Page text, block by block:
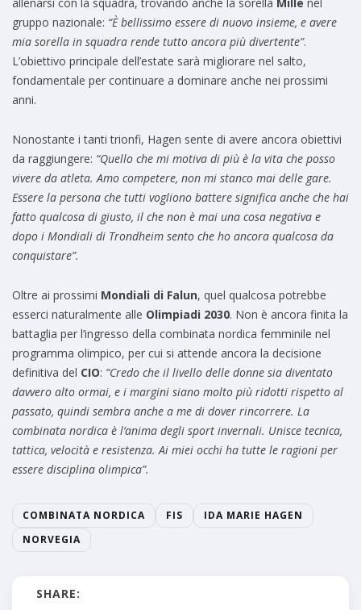
gruppo nazionale: “È bellissimo essere di nuovo insieme, e avere
mia sorella in squadra rende tutto ancora più divertente”.
L’obiettivo principale dell’estate sarà migliorare nel salto,
fondamentale per continuare a dominare anche nei prossimi
anni.
Nonostante i tanti trionfi, Hagen sente di avere ancora obiettivi
da raggiungere: “Quello che mi motiva di più è la vita che posso
vivere da atleta. Amo competere, non mi stanco mai delle gare.
Essere la persona che tutti vogliono battere significa anche che hai
fatto qualcosa di giusto, il che non è mai una cosa negativa e
dopo i Mondiali di Trondheim sento che ho ancora qualcosa da
conquistare”.
Oltre ai prossimi Mondiali di Falun, quel qualcosa potrebbe
esserci naturalmente alle Olimpiadi 2030. Non è ancora finita la
battaglia per l’ingresso della combinata nordica femminile nel
programma olimpico, per cui si attende ancora la decisione
definitiva del CIO: “Credo che il livello delle donne sia diventato
davvero alto ormai, e i margini siano molto più ridotti rispetto al
passato, quindi sembra anche a me di dover rincorrere. La
combinata nordica è l’anima degli sport invernali. Unisce tecnica,
tattica, velocità e resistenza. Ai miei occhi ha tutte le ragioni per
essere disciplina olimpica”.
COMBINATA NORDICA FIS
IDA MARIE HAGEN
NORVEGIA
SHARE: